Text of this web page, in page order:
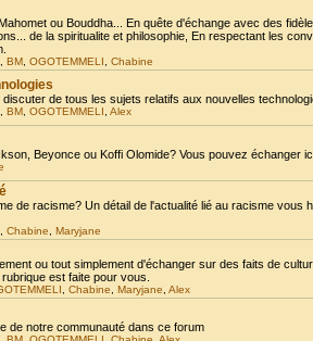
ou Bouddha... En quête d'échange avec des
de la spiritualite et philosophie, En respectant les
BM OGOTEMMELI Chabine
discuter de tous les sujets relatifs aux nouvelles
BM OGOTEMMELI Alex
Beyonce ou Koffi Olomide? Vous pouvez échanger
de racisme? Un détail de l'actualité lié au racisme
Chabine Maryjane
ou tout simplement d'échanger sur des faits de
est faite pour vous.
Chabine Maryjane Alex
de notre communauté dans ce forum